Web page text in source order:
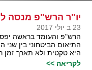
יו"ר הרש"פ מנסה
23 ב יולי 2017
הרש"פ והעומד בראשה
התיאום הביטחוני בין
היא טקטית ולא תארך זמן
לקריאה >>